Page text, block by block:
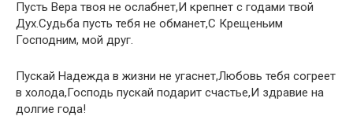
Пусть Вера твоя не ослабнет,И крепнет с годами твой
Дух.Судьба пусть тебя не обманет,С Крещеньим
Господним, мой друг.
Пускай Надежда в жизни не угаснет,Любовь тебя согреет
в холода,Господь пускай подарит счастье,И здравие на
долгие года!